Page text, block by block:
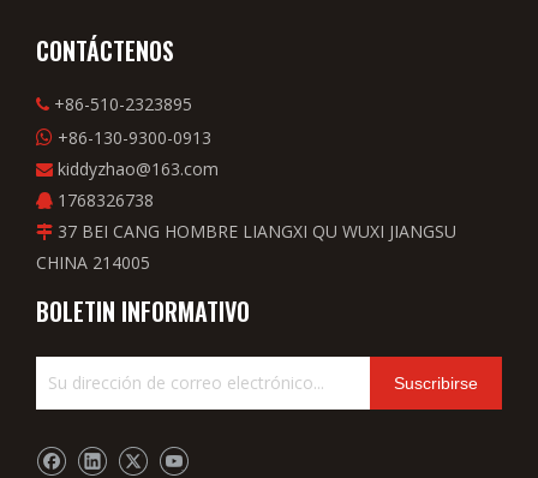
CONTÁCTENOS
 +86-510-2323895
 +86-130-9300-0913
 kiddyzhao@163.com
 1768326738
 37 BEI CANG HOMBRE LIANGXI QU WUXI JIANGSU
CHINA 214005
BOLETIN INFORMATIVO
Suscribirse